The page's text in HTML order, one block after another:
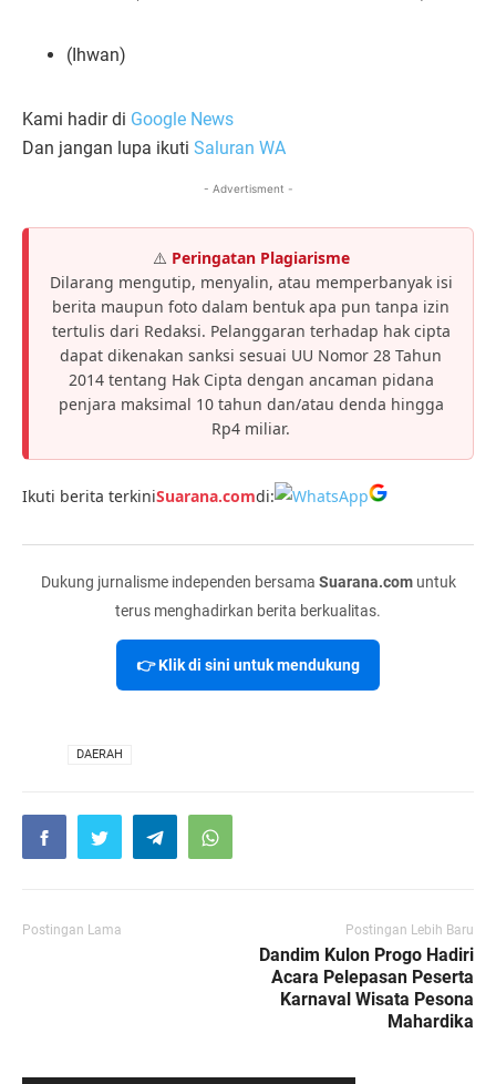
(Ihwan)
Kami hadir di Google News
Dan jangan lupa ikuti Saluran WA
- Advertisment -
⚠️ Peringatan Plagiarisme
Dilarang mengutip, menyalin, atau memperbanyak isi
berita maupun foto dalam bentuk apa pun tanpa izin
tertulis dari Redaksi. Pelanggaran terhadap hak cipta
dapat dikenakan sanksi sesuai UU Nomor 28 Tahun
2014 tentang Hak Cipta dengan ancaman pidana
penjara maksimal 10 tahun dan/atau denda hingga
Rp4 miliar.
Ikuti berita terkiniSuarana.comdi:
Dukung jurnalisme independen bersama Suarana.comuntuk
terus menghadirkan berita berkualitas.
👉 Klik di sini untuk mendukung
DAERAH
Postingan Lama Postingan Lebih Baru
Dandim Kulon Progo Hadiri
Acara Pelepasan Peserta
Karnaval Wisata Pesona
Mahardika